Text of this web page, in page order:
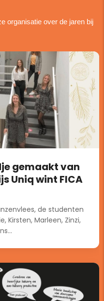
organisatie over de jaren bij
gemaakt van
Uniq wint FICA
de studenten
Kirsten, Marleen, Zinzi,